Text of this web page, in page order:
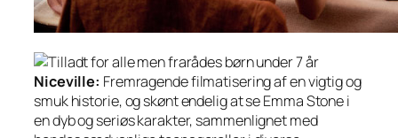
Niceville: Fremragende filmatisering af en vigtig og
smuk historie, og skønt endelig at se Emma Stone i
en dyb og seriøs karakter, sammenlignet med